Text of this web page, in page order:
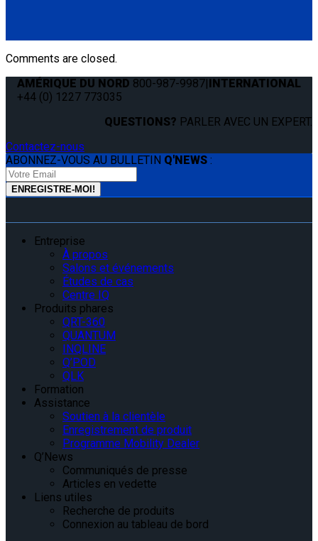
Comments are closed.
AMÉRIQUE DU NORD 800-987-9987|INTERNATIONAL
+44 (0) 1227 773035
QUESTIONS? PARLER AVEC UN EXPERT.
Contactez-nous
ABONNEZ-VOUS AU BULLETIN Q'NEWS :
Entreprise
À propos
Salons et événements
Études de cas
Centre IQ
Produits phares
QRT-360
QUANTUM
INQLINE
Q’POD
QLK
Formation
Assistance
Soutien à la clientèle
Enregistrement de produit
Programme Mobility Dealer
Q’News
Communiqués de presse
Articles en vedette
Liens utiles
Recherche de produits
Connexion au tableau de bord